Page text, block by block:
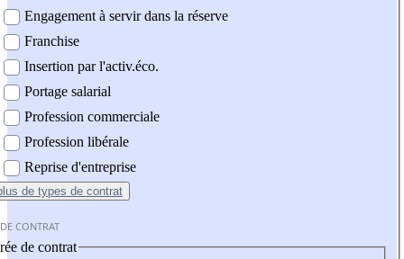
Engagement à servir dans la réserve
Franchise
Insertion par l'activ.éco.
Portage salarial
Profession commerciale
Profession libérale
Reprise d'entreprise
de types de contrat
CONTRAT
de contrat